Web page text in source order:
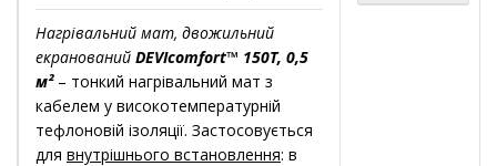
Нагрівальний мат, двожильний
екранований DEVIcomfort™ 150T, 0,5
м² – тонкий нагрівальний мат з
кабелем у високотемпературній
тефлоновій ізоляції. Застосовується
для внутрішнього встановлення: в